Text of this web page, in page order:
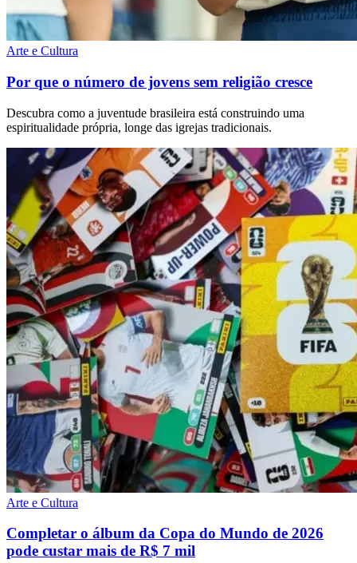
Arte e Cultura
Por que o número de jovens sem religião cresce
Descubra como a juventude brasileira está construindo uma
espiritualidade própria, longe das igrejas tradicionais.
Arte e Cultura
Completar o álbum da Copa do Mundo de 2026
pode custar mais de R$ 7 mil